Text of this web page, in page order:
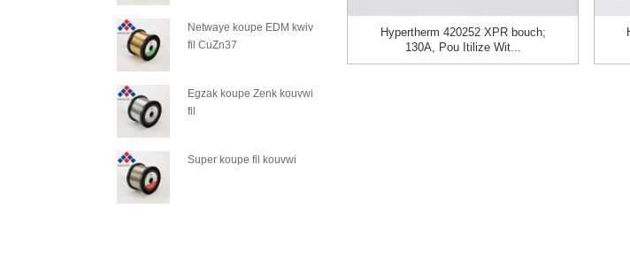
Netwaye koupe EDM kwiv
fil CuZn37
Egzak koupe Zenk kouvwi
fil
Super koupe fil kouvwi
Hypertherm 420252 XPR bouch;
130A, Pou Itilize Wit...